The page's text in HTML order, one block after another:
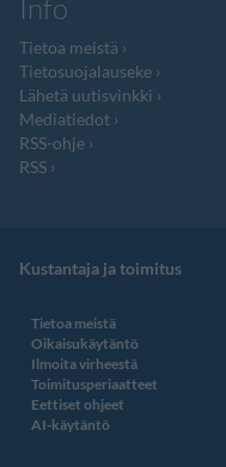
Info
Tietoa meistä
Tietosuojalauseke
Lähetä uutisvinkki
Mediatiedot
RSS-ohje
RSS
Kustantaja ja toimitus
Tietoa meistä
Oikaisukäytäntö
Ilmoita virheestä
Toimitusperiaatteet
Eettiset ohjeet
AI-käytäntö